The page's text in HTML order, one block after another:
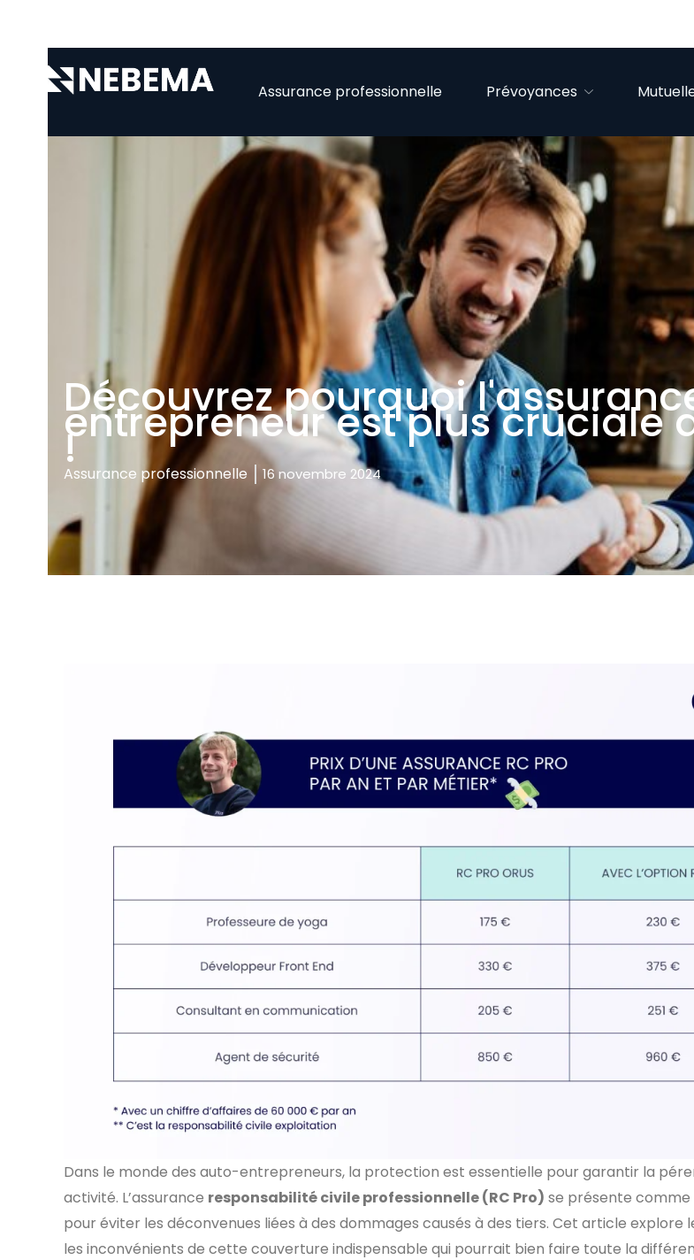
Assurance professionnelle Prévoyances
Découvrez pourquoi
entrepreneur est plus cruciale
!
Assurance professionnelle 16 novembre 2024
Dans le monde des auto-entrepreneurs, la protection est essentielle pour garantir la
activité. L’assurance responsabilité civile professionnelle (RC Pro) se présente comme
pour éviter les déconvenues liées à des dommages causés à des tiers. Cet article explore
les inconvénients de cette couverture indispensable qui pourrait bien faire toute la